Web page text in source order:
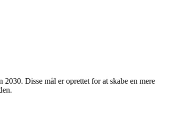
Disse mål er oprettet for at skabe en mere